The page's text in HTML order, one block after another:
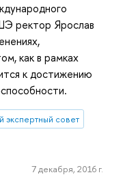
ректор Ярослав
как в рамках
к достижению
экспертный совет
7 декабря, 2016 г.